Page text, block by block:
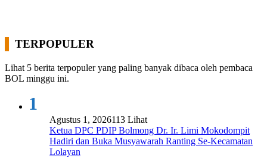
TERPOPULER
Lihat 5 berita terpopuler yang paling banyak dibaca oleh pembaca
BOL minggu ini.
1
Agustus 1, 2026113 Lihat
Ketua DPC PDIP Bolmong Dr. Ir. Limi Mokodompit
Hadiri dan Buka Musyawarah Ranting Se-Kecamatan
Lolayan